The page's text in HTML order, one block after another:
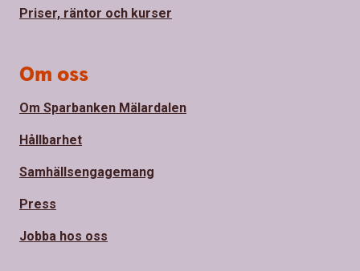
Priser, räntor och kurser
Om oss
Om Sparbanken Mälardalen
Hållbarhet
Samhällsengagemang
Press
Jobba hos oss